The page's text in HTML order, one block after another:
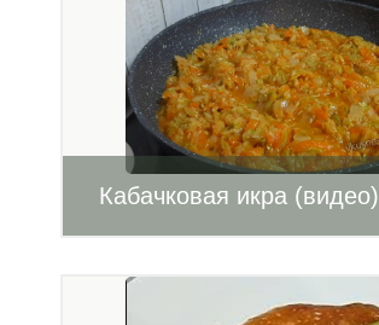
Кабачковая икра (видео)